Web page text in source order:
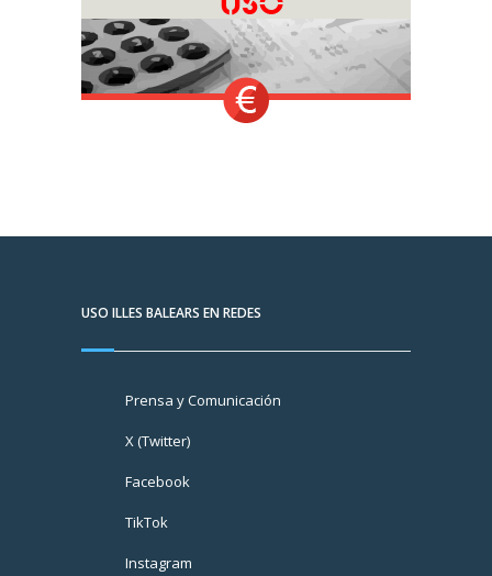
USO ILLES BALEARS EN REDES
Prensa y Comunicación
X (Twitter)
Facebook
TikTok
Instagram